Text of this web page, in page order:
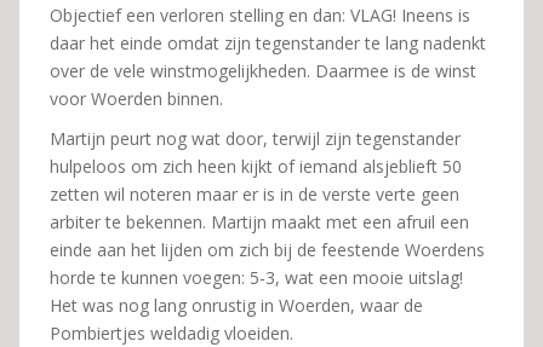
Objectief een verloren stelling en dan: VLAG! Ineens is
daar het einde omdat zijn tegenstander te lang nadenkt
over de vele winstmogelijkheden. Daarmee is de winst
voor Woerden binnen.
Martijn peurt nog wat door, terwijl zijn tegenstander
hulpeloos om zich heen kijkt of iemand alsjeblieft 50
zetten wil noteren maar er is in de verste verte geen
arbiter te bekennen. Martijn maakt met een afruil een
einde aan het lijden om zich bij de feestende Woerdens
horde te kunnen voegen: 5-3, wat een mooie uitslag!
Het was nog lang onrustig in Woerden, waar de
Pombiertjes weldadig vloeiden.